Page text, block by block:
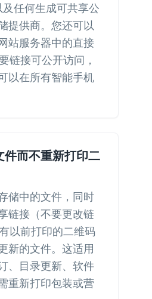
任何生成可共享公
提供商。您还可以
站服务器中的直接
链接可公开访问，
以在所有智能手机
件而不重新打印二
储中的文件，同时
链接（不要更改链
以前打印的二维码
新的文件。这适用
、目录更新、软件
重新打印包装或营